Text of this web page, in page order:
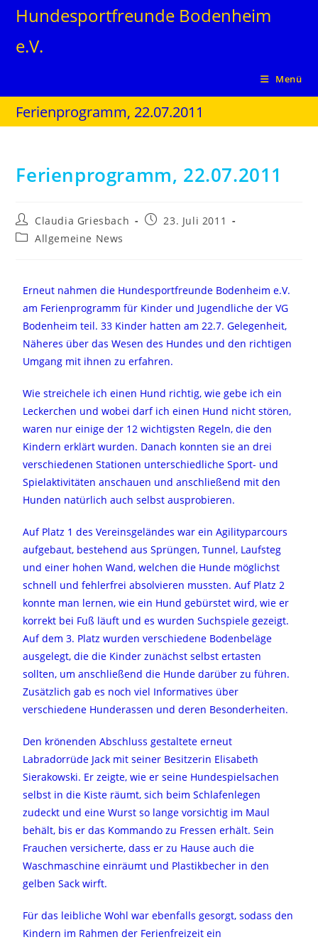
Hundesportfreunde Bodenheim
e.V.
Menü
Ferienprogramm, 22.07.2011
Ferienprogramm, 22.07.2011
Claudia Griesbach
23. Juli 2011
Allgemeine News
Erneut nahmen die Hundesportfreunde Bodenheim e.V.
am Ferienprogramm für Kinder und Jugendliche der VG
Bodenheim teil. 33 Kinder hatten am 22.7. Gelegenheit,
Näheres über das Wesen des Hundes und den richtigen
Umgang mit ihnen zu erfahren.
Wie streichele ich einen Hund richtig, wie gebe ich ein
Leckerchen und wobei darf ich einen Hund nicht stören,
waren nur einige der 12 wichtigsten Regeln, die den
Kindern erklärt wurden. Danach konnten sie an drei
verschiedenen Stationen unterschiedliche Sport- und
Spielaktivitäten anschauen und anschließend mit den
Hunden natürlich auch selbst ausprobieren.
Auf Platz 1 des Vereinsgeländes war ein Agilityparcours
aufgebaut, bestehend aus Sprüngen, Tunnel, Laufsteg
und einer hohen Wand, welchen die Hunde möglichst
schnell und fehlerfrei absolvieren mussten. Auf Platz 2
konnte man lernen, wie ein Hund gebürstet wird, wie er
korrekt bei Fuß läuft und es wurden Suchspiele gezeigt.
Auf dem 3. Platz wurden verschiedene Bodenbeläge
ausgelegt, die die Kinder zunächst selbst ertasten
sollten, um anschließend die Hunde darüber zu führen.
Zusätzlich gab es noch viel Informatives über
verschiedene Hunderassen und deren Besonderheiten.
Den krönenden Abschluss gestaltete erneut
Labradorrüde Jack mit seiner Besitzerin Elisabeth
Sierakowski. Er zeigte, wie er seine Hundespielsachen
selbst in die Kiste räumt, sich beim Schlafenlegen
zudeckt und eine Wurst so lange vorsichtig im Maul
behält, bis er das Kommando zu Fressen erhält. Sein
Frauchen versicherte, dass er zu Hause auch die
Waschmaschine einräumt und Plastikbecher in den
gelben Sack wirft.
Für das leibliche Wohl war ebenfalls gesorgt, sodass den
Kindern im Rahmen der Ferienfreizeit ein